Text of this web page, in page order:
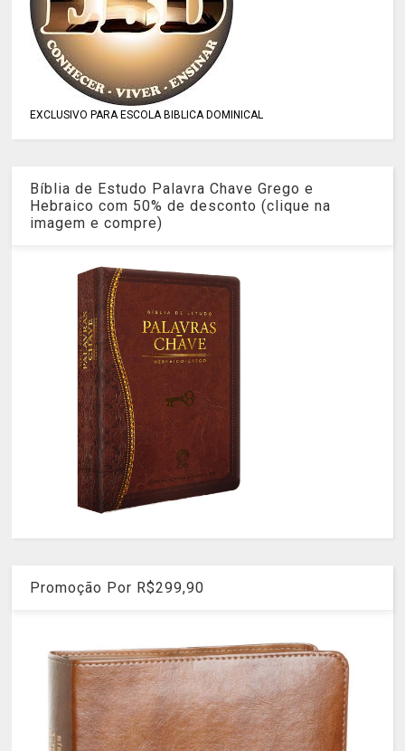
EXCLUSIVO PARA ESCOLA BIBLICA DOMINICAL
Bíblia de Estudo Palavra Chave Grego e
Hebraico com 50% de desconto (clique na
imagem e compre)
Promoção Por R$299,90